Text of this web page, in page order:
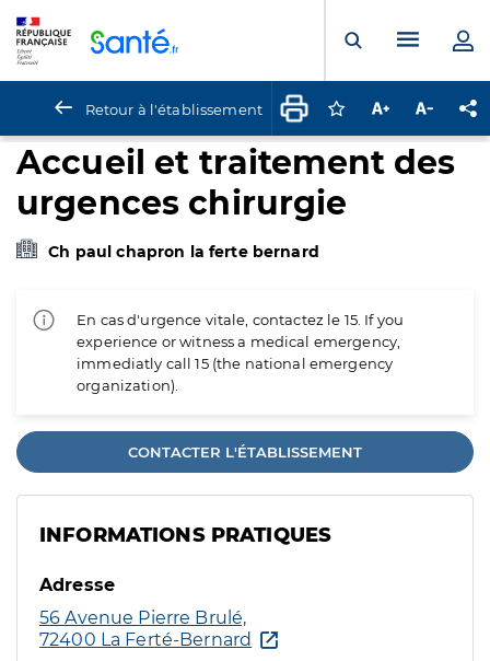
Ouvrir laMenu
Retour à l'établissement Connectez-vous
Augmenter la
Accueil et traitement des
urgences chirurgie
Ch paul chapron la ferte bernard
En cas d'urgence vitale, contactez le 15. If you
experience or witness a medical emergency,
immediatly call 15 (the national emergency
organization).
CONTACTER L'ÉTABLISSEMENT
INFORMATIONS PRATIQUES
Adresse
56 Avenue Pierre Brulé,
72400 La Ferté-Bernard